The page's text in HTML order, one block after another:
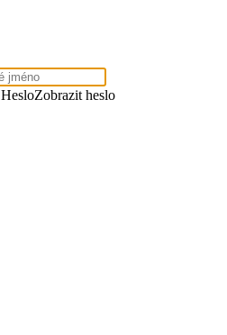
HesloZobrazit heslo